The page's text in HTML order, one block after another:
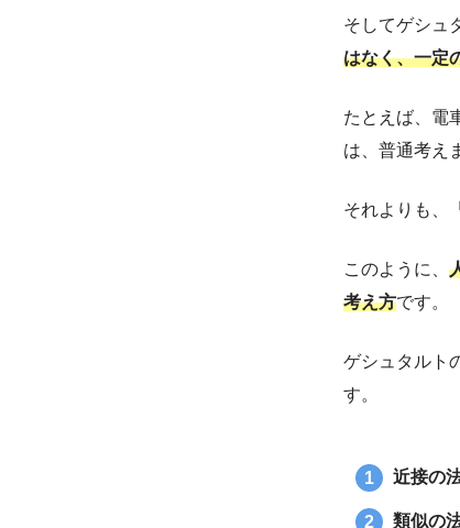
そしてゲシュ
はなく、一定
たとえば、電
は、普通考え
それよりも、
このように、
考え方です。
ゲシュタルト
す。
近接の
類似の